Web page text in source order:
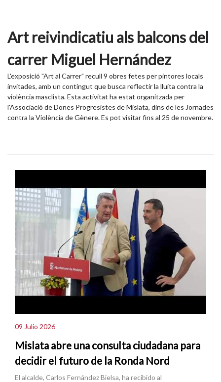
Art reivindicatiu als balcons del
carrer Miguel Hernández
L'exposició "Art al Carrer" recull 9 obres fetes per pintores locals
invitades, amb un contingut que busca reflectir la lluita contra la
violència masclista. Esta activitat ha estat organitzada per
l'Associació de Dones Progresistes de Mislata, dins de les Jornades
contra la Violència de Gènere. Es pot visitar fins al 25 de novembre.
09 Julio 2026
Mislata abre una consulta ciudadana para
decidir el futuro de la Ronda Nord
El alcalde, Carlos Fernández Bielsa, ha recibido al